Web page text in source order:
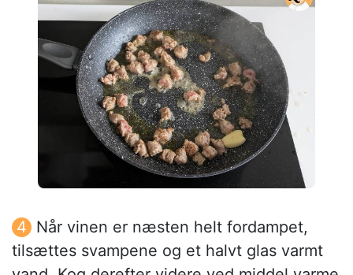
Når vinen er næsten helt fordampet,
tilsættes svampene og et halvt glas varmt